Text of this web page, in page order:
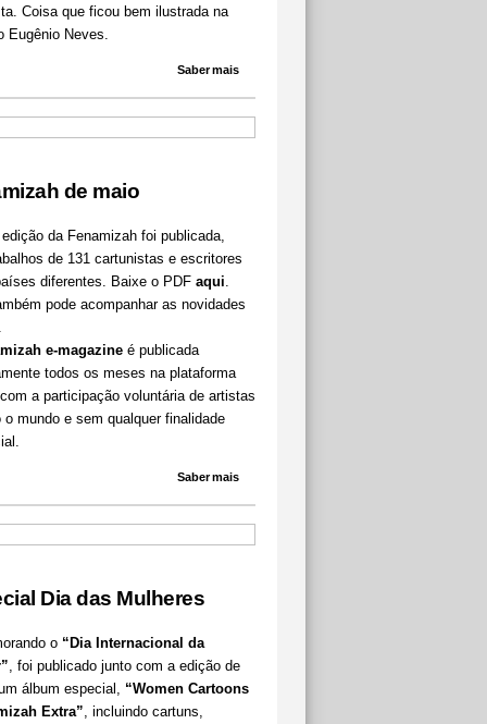
Coisa que ficou bem ilustrada na
Eugênio Neves.
Saber mais
de maio
da Fenamizah foi publicada,
de 131 cartunistas e escritores
diferentes. Baixe o PDF aqui.
pode acompanhar as novidades
e-magazineé publicada
todos os meses na plataforma
a participação voluntária de artistas
o mundo e sem qualquer finalidade
Saber mais
Dia das Mulheres
o “Dia Internacional da
, foi publicado junto com a edição de
álbum especial, “Women Cartoons
Extra”, incluindo cartuns,